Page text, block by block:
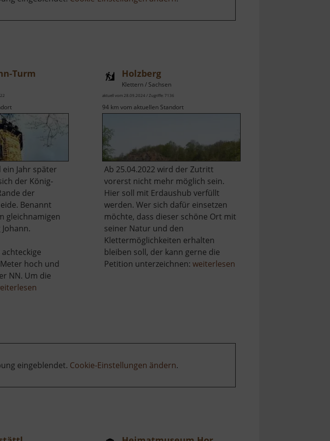
Turm
Jahr später
der König-
der
Benannt
gleichnamigen
hoch und
NN. Um die
Holzberg
Klettern / Sachsen
aktuell vom 28.09.2024 / Zugriffe: 7136
94 km vom aktuellen Standort
Ab 25.04.2022 wird der Zutritt
vorerst nicht mehr möglich sein.
Hier soll mit Erdaushub verfüllt
werden. Wer sich dafür einsetzen
möchte, dass dieser schöne Ort mit
seiner Natur und den
Klettermöglichkeiten erhalten
bleiben soll, der kann gerne die
Petition unterzeichnen: weiterlesenüber
eingeblendet. Cookie-Einstellungen ändern.